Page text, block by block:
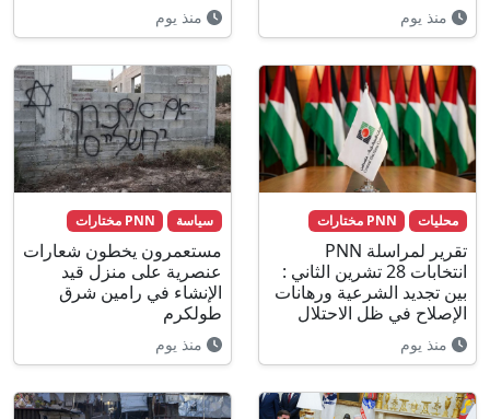
منذ يوم منذ يوم
محليات PNN مختارات
تقرير لمراسلة PNN
انتخابات 28 تشرين الثاني :
بين تجديد الشرعية ورهانات
الإصلاح في ظل الاحتلال
منذ يوم
سياسة PNN مختارات
مستعمرون يخطون شعارات
عنصرية على منزل قيد
الإنشاء في رامين شرق
طولكرم
منذ يوم